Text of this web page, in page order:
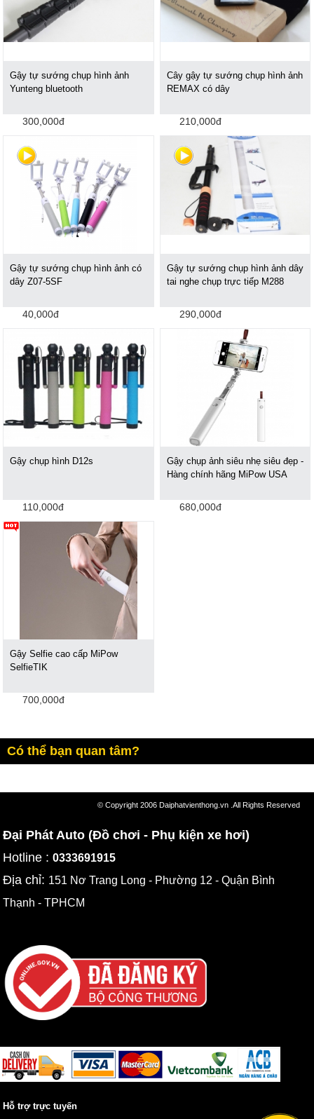
Gậy tự sướng chụp hình ảnh
Yunteng bluetooth
300,000đ
Cây gậy tự sướng chụp hình ảnh
REMAX có dây
210,000đ
Gậy tự sướng chụp hình ảnh có
dây Z07-5SF
40,000đ
Gậy tự sướng chụp hình ảnh dây
tai nghe chụp trực tiếp M288
290,000đ
Gậy chụp hình D12s
110,000đ
Gậy chụp ảnh siêu nhẹ siêu đẹp -
Hàng chính hãng MiPow USA
680,000đ
Gậy Selfie cao cấp MiPow
SelfieTIK
700,000đ
Có thể bạn quan tâm?
© Copyright 2006 Daiphatvienthong.vn .All Rights Reserved
Đại Phát Auto (Đồ chơi - Phụ kiện xe hơi)
Hotline :0333691915
Địa chỉ: 151 Nơ Trang Long - Phường 12 - Quận Bình
Thạnh - TPHCM
Hỗ trợ trực tuyến